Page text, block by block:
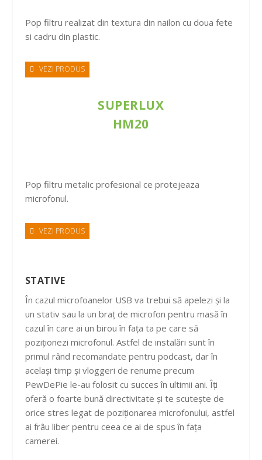
Pop filtru realizat din textura din nailon cu doua fete
si cadru din plastic.
VEZI PRODUS
SUPERLUX
HM20
Pop filtru metalic profesional ce protejeaza
microfonul.
VEZI PRODUS
STATIVE
În cazul microfoanelor USB va trebui să apelezi și la
un stativ sau la un braț de microfon pentru masă în
cazul în care ai un birou în fața ta pe care să
poziționezi microfonul. Astfel de instalări sunt în
primul rând recomandate pentru podcast, dar în
același timp și vloggeri de renume precum
PewDePie le-au folosit cu succes în ultimii ani. Îți
oferă o foarte bună directivitate și te scutește de
orice stres legat de poziționarea microfonului, astfel
ai frâu liber pentru ceea ce ai de spus în fața
camerei.